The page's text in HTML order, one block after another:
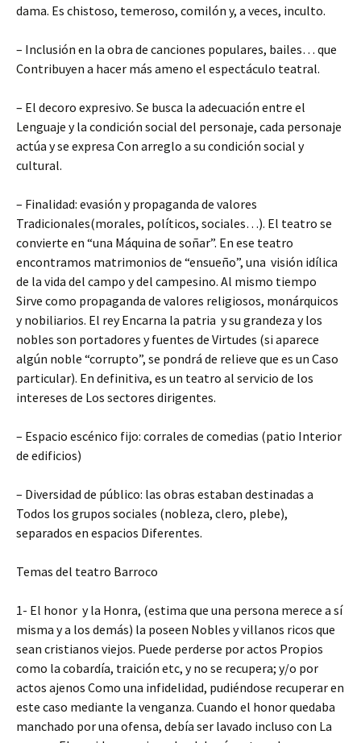
dama. Es chistoso, temeroso, comilón y, a veces, inculto.
– Inclusión en la obra de canciones populares, bailes… que
Contribuyen a hacer más ameno el espectáculo teatral.
– El decoro expresivo. Se busca la adecuación entre el
Lenguaje y la condición social del personaje, cada personaje
actúa y se expresa Con arreglo a su condición social y
cultural.
– Finalidad: evasión y propaganda de valores
Tradicionales(morales, políticos, sociales…). El teatro se
convierte en “una Máquina de soñar”. En ese teatro
encontramos matrimonios de “ensueño”, una visión idílica
de la vida del campo y del campesino. Al mismo tiempo
Sirve como propaganda de valores religiosos, monárquicos
y nobiliarios. El rey Encarna la patria y su grandeza y los
nobles son portadores y fuentes de Virtudes (si aparece
algún noble “corrupto”, se pondrá de relieve que es un Caso
particular). En definitiva, es un teatro al servicio de los
intereses de Los sectores dirigentes.
– Espacio escénico fijo: corrales de comedias (patio Interior
de edificios)
– Diversidad de público: las obras estaban destinadas a
Todos los grupos sociales (nobleza, clero, plebe),
separados en espacios Diferentes.
Temas del teatro Barroco
1- El honor y la Honra, (estima que una persona merece a sí
misma y a los demás) la poseen Nobles y villanos ricos que
sean cristianos viejos. Puede perderse por actos Propios
como la cobardía, traición etc, y no se recupera; y/o por
actos ajenos Como una infidelidad, pudiéndose recuperar en
este caso mediante la venganza. Cuando el honor quedaba
manchado por una ofensa, debía ser lavado incluso con La